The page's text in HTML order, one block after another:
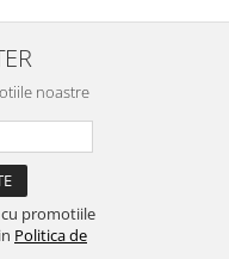
noastre
promotiile
Politica de